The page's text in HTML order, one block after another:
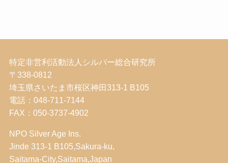
特定非営利活動法人シルバー総合研究所
〒338-0812
埼玉県さいたま市桜区神田313-1 B105
電話：048-711-7144
FAX：050-3737-4902
NPO Silver Age Ins.
Jinde 313-1 B105,Sakura-ku,
Saitama-City,Saitama,Japan